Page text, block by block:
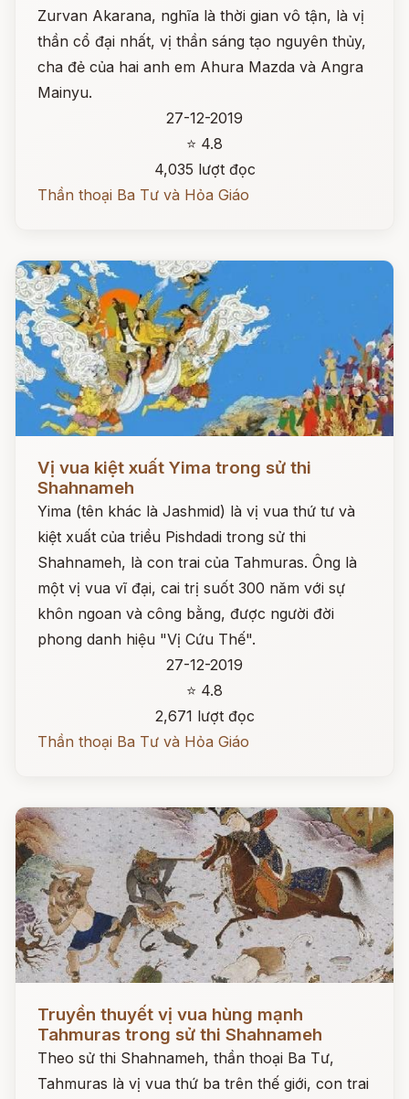
Zurvan Akarana, nghĩa là thời gian vô tận, là vị
thần cổ đại nhất, vị thần sáng tạo nguyên thủy,
cha đẻ của hai anh em Ahura Mazda và Angra
Mainyu.
27-12-2019
⭐ 4.8
4,035 lượt đọc
Thần thoại Ba Tư và Hỏa Giáo
Vị vua kiệt xuất Yima trong sử thi
Shahnameh
Yima (tên khác là Jashmid) là vị vua thứ tư và
kiệt xuất của triều Pishdadi trong sử thi
Shahnameh, là con trai của Tahmuras. Ông là
một vị vua vĩ đại, cai trị suốt 300 năm với sự
khôn ngoan và công bằng, được người đời
phong danh hiệu "Vị Cứu Thế".
27-12-2019
⭐ 4.8
2,671 lượt đọc
Thần thoại Ba Tư và Hỏa Giáo
Đọc ngay
Truyền thuyết vị vua hùng mạnh
Tahmuras trong sử thi Shahnameh
Theo sử thi Shahnameh, thần thoại Ba Tư,
Tahmuras là vị vua thứ ba trên thế giới, con trai